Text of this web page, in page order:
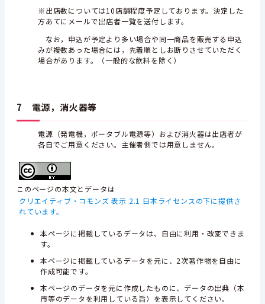
※出店数については10店舗程度予定しております。決定した
方あてにメールで出店者一覧を送付します。
なお，申込が予定より多い場合や同一商品を販売する申込
みが複数あった場合には，先着順としお断りさせていただく
場合があります。（一般的な飲料を除く）
7 電源，消火器等
電源（発電機，ポータブル電源等）および消火器は出店者が
各自でご用意ください。主催者側では用意しません。
このページの本文とデータは
クリエイティブ・コモンズ 表示 2.1 日本ライセンスの下に提供さ
れています。
本ページに掲載しているデータは、自由に利用・改変できま
す。
本ページに掲載しているデータを元に、2次著作物を自由に
作成可能です。
本ページのデータを元に作成したものに、データの出典（本
市等のデータを利用している旨）を表示してください。